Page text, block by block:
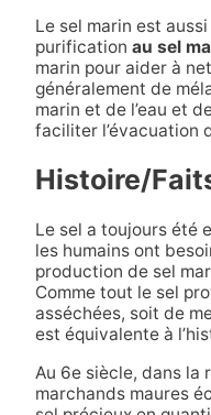
Le sel marin est
purification au sel
marin pour aider à
généralement de
marin et de l’eau et
faciliter l’évacuation
Histoire/
Le sel a toujours été
les humains ont
production de sel
Comme tout le sel
asséchées, soit de
est équivalente à
Au 6e siècle, dans la
marchands maures